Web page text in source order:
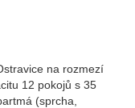
na rozmezí
12 pokojů s 35
(sprcha,